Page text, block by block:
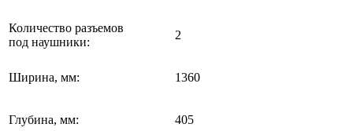
Количество разъемов
под наушники:
2
Ширина, мм: 1360
Глубина, мм: 405